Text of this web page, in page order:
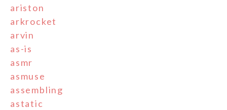
ariston
arkrocket
arvin
as-is
asmr
asmuse
assembling
astatic